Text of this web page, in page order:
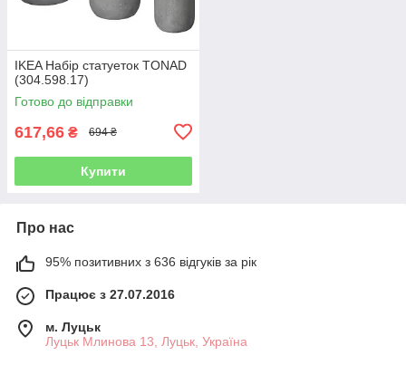
IKEA Набір статуеток TONAD
(304.598.17)
Готово до відправки
617,66 ₴ 694 ₴
Купити
Про нас
95% позитивних з 636 відгуків за рік
Працює з 27.07.2016
м. Луцьк
Луцьк Млинова 13, Луцьк, Україна